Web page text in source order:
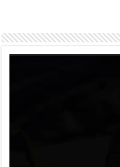
Video